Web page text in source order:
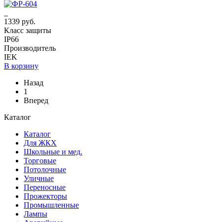
1339 руб.
Класс защиты
IP66
Производитель
IEK
В корзину
Назад
1
Вперед
Каталог
Каталог
Для ЖКХ
Школьные и мед.
Торговые
Потолочные
Уличные
Переносные
Прожекторы
Промышленные
Лампы